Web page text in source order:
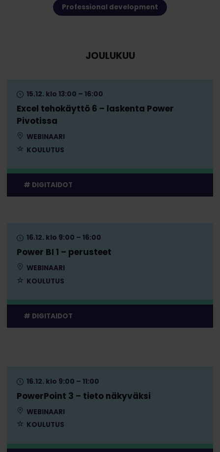
Professional development
JOULUKUU
Excel tehokäyttö 6 – laskenta Power
Pivotissa
15.12. klo 13:00 – 16:00
WEBINAARI
KOULUTUS
DIGITAIDOT
Power BI 1 – perusteet
16.12. klo 9:00 – 16:00
WEBINAARI
KOULUTUS
DIGITAIDOT
PowerPoint 3 – tieto näkyväksi
16.12. klo 9:00 – 11:00
WEBINAARI
KOULUTUS